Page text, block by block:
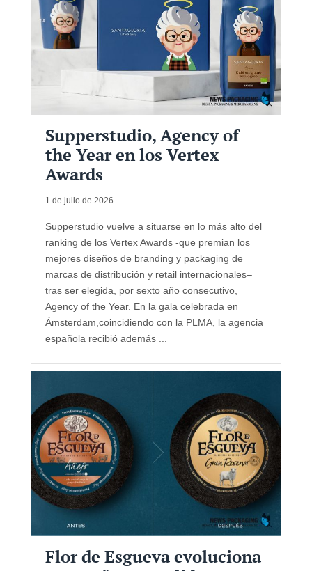
Supperstudio, Agency of
the Year en los Vertex
Awards
1 de julio de 2026
Supperstudio vuelve a situarse en lo más alto del
ranking de los Vertex Awards -que premian los
mejores diseños de branding y packaging de
marcas de distribución y retail internacionales–
tras ser elegida, por sexto año consecutivo,
Agency of the Year. En la gala celebrada en
Ámsterdam,coincidiendo con la PLMA, la agencia
española recibió además ...
Flor de Esgueva evoluciona